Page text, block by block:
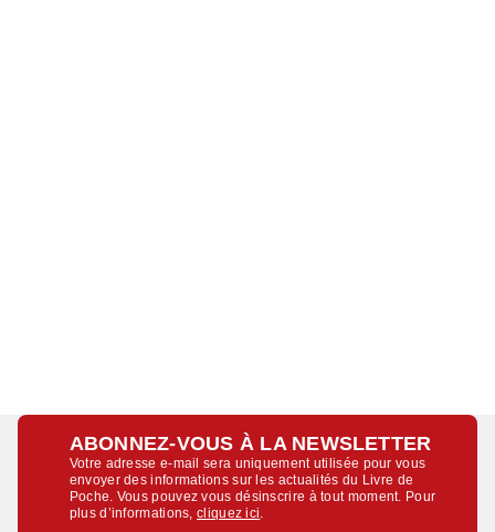
ABONNEZ-VOUS À LA NEWSLETTER
Votre adresse e-mail sera uniquement utilisée pour vous
envoyer des informations sur les actualités du Livre de
Poche. Vous pouvez vous désinscrire à tout moment. Pour
plus d’informations,cliquez ici